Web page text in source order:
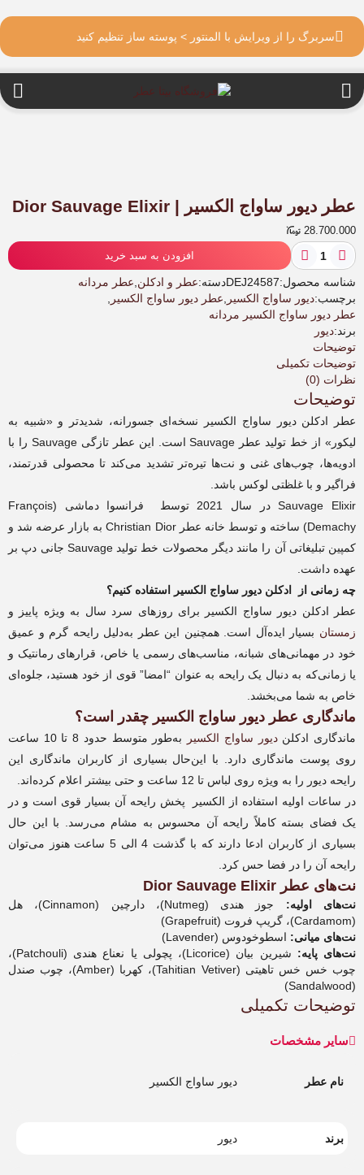
سربرگ را از ویرایش با المنتور > پوسته ساز تنظیم کنید
عطر دیور ساواج الکسیر | Dior Sauvage Elixir
28.700.000
عطر
دیور
ساواج
الکسیر
|
Dior
Sauvage
Elixir
عدد
افزودن به سبد خرید
شناسه محصول:DEJ24587دسته:عطر و ادکلن عطر مردانه
برچسب:دیور ساواج الکسیر عطر دیور ساواج الکسیر
عطر دیور ساواج الکسیر مردانه
برند:دیور
توضیحات
توضیحات تکمیلی
نظرات (0)
توضیحات
عطر ادکلن دیور ساواج الکسیر نسخه‌ای جسورانه، شدیدتر و «شبیه به
لیکور» از خط تولید عطر Sauvage است. این عطر تازگی Sauvage را با
ادویه‌ها، چوب‌های غنی و نت‌ها تیره‌تر تشدید می‌کند تا محصولی قدرتمند،
فراگیر و با غلظتی لوکس باشد.
Sauvage Elixir در سال 2021 توسط فرانسوا دماشی (François
Demachy) ساخته و توسط خانه عطر Christian Dior به بازار عرضه شد و
کمپین تبلیغاتی آن را مانند دیگر محصولات خط تولید Sauvage جانی دپ بر
عهده داشت.
چه زمانی از ادکلن دیور ساواج الکسیر
استفاده کنیم؟
عطر ادکلن دیور ساواج الکسیر برای روزهای سرد سال به ویژه پاییز و
زمستان بسیار ایده‌آل است. همچنین این عطر به‌دلیل رایحه گرم و عمیق
خود در مهمانی‌های شبانه، مناسب‌های رسمی یا خاص، قرارهای رمانتیک و
یا زمانی‌که به دنبال یک رایحه به عنوان “امضا” قوی از خود هستید، جلوه‌ای
خاص به شما می‌بخشد.
ماندگاری عطر دیور ساواج الکسیر چقدر است؟
ماندگاری ادکلندیور ساواج الکسیر
به‌طور متوسط حدود 8 تا 10 ساعت
روی پوست ماندگاری دارد. با این‌حال بسیاری از کاربران ماندگاری این
رایحه دیور را به ویژه روی لباس تا 12 ساعت و حتی بیشتر اعلام کرده‌اند.
در ساعات اولیه استفاده از الکسیر پخش رایحه آن بسیار قوی است و در
یک فضای بسته کاملاً رایحه آن محسوس به مشام می‌رسد. با این حال
بسیاری از کاربران ادعا دارند که با گذشت 4 الی 5 ساعت هنوز می‌توان
رایحه آن را در فضا حس کرد.
نت‌های عطر Dior Sauvage Elixir
نت‌های اولیه:
جوز هندی (Nutmeg)، دارچین (Cinnamon)، هل
(Cardamom)، گریپ فروت (Grapefruit)
نت‌های میانی: اسطوخودوس (Lavender)
نت‌های پایه:
شیرین بیان (Licorice)، پچولی یا نعناع هندی (Patchouli)،
چوب خس خس تاهیتی (Tahitian Vetiver)، کهربا (Amber)، چوب صندل
(Sandalwood)
توضیحات تکمیلی
سایر مشخصات
نام عطر دیور ساواج الکسیر
برند دیور